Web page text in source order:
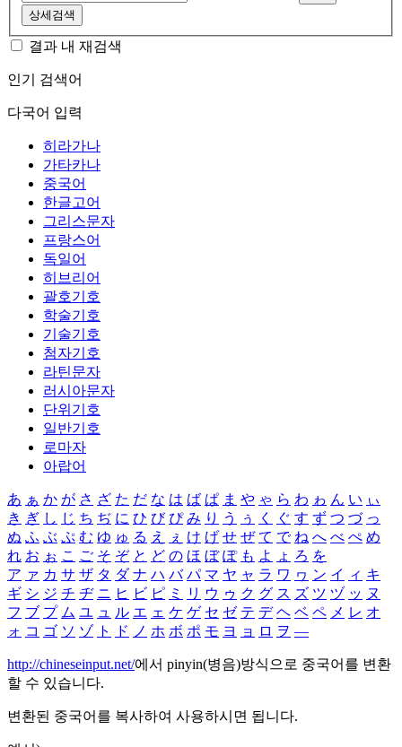
상세검색
결과 내 재검색
인기 검색어
다국어 입력
히라가나
가타카나
중국어
한글고어
그리스문자
프랑스어
독일어
히브리어
괄호기호
학술기호
기술기호
첨자기호
라틴문자
러시아문자
단위기호
일반기호
로마자
아랍어
あ ぁ か が さ ざ た だ な は ば ぱ ま や ゃ ら わ ゎ ん い ぃ
き ぎ し じ ち ぢ に ひ び ぴ み り う ぅ く ぐ す ず つ づ っ
ぬ ふ ぶ ぷ む ゆ ゅ る え ぇ け げ せ ぜ て で ね へ べ ぺ め
れ お ぉ こ ご そ ぞ と ど の ほ ぼ ぽ も よ ょ ろ を
ア ァ カ サ ザ タ ダ ナ ハ バ パ マ ヤ ャ ラ ワ ヮ ン イ ィ キ
ギ シ ジ チ ヂ ニ ヒ ビ ピ ミ リ ウ ゥ ク グ ス ズ ツ ヅ ッ ヌ
フ ブ プ ム ユ ュ ル エ ェ ケ ゲ セ ゼ テ デ ヘ ベ ペ メ レ オ
ォ コ ゴ ソ ゾ ト ド ノ ホ ボ ポ モ ヨ ョ ロ ヲ ―
http://chineseinput.net/에서 pinyin(병음)방식으로 중국어를 변환
할 수 있습니다.
변환된 중국어를 복사하여 사용하시면 됩니다.